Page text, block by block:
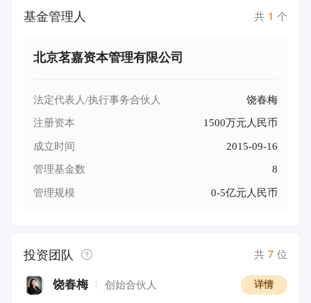
基金管理人 共 1 个
北京茗嘉资本管理有限公司
法定代表人/执行事务合伙人 饶春梅
注册资本 1500万元人民币
成立时间 2015-09-16
管理基金数 8
管理规模 0-5亿元人民币
投资团队 共 7 位
饶春梅 创始合伙人 详情